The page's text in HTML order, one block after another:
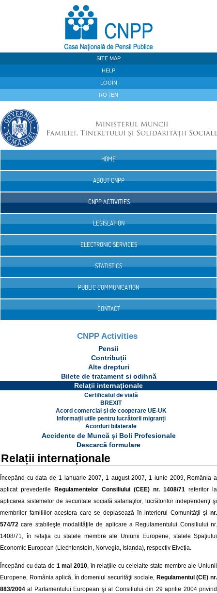
SITE MAP
HELP
LOGIN
RO EN
HOME
ABOUT CNPP
CNPP ACTIVITIES
LEGISLATION
ELECTRONIC SERVICES
STATISTICS
PUBLIC COMMUNICATION
CONTACT
CNPP Activities
Pensii
Contribuții
Alte drepturi
Bilete de tratament si odihnă
Relații internaționale
Certificatul de viață
BREXIT
Acord comercial și de cooperare UE-UK
Informații utile pentru lucrătorii migranți
Acorduri bilaterale
Accidente de Muncă și Boli Profesionale
Descarcă formulare
Relații internaționale
Începând cu data de 1 ianuarie 2007, 1 august 2007, 1 iunie 2009, România a
aplicat prevederile Regulamentelor Consiliului (CEE) nr. 1408/71 referitor la
aplicarea sistemelor de securitate socială salariaţilor, lucrătorilor independenţi şi
membrilor familiilor acestora care se deplasează în interiorul Comunităţii şi nr.
574/72 care stabileşte modalităţile de aplicare a Regulamentului Consiliului nr.
1408/71, în relaţia cu statele membre ale Uniunii Europene, statele Spaţiului
Economic European (Liechtenstein, Norvegia, Islanda), respectiv Elveţia.
Începând cu data de 1 mai 2010, în relaţiile cu celelalte state membre ale Uniunii
Europene, România aplică, în domeniul securităţii sociale, Regulamentul (CE) nr.
883/2004 al Parlamentului European şi al Consiliului din 29 aprilie 2004 privind